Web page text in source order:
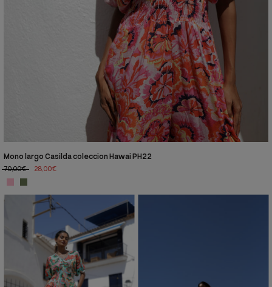
Mono largo Casilda coleccion Hawai PH22
70,00€
28,00€